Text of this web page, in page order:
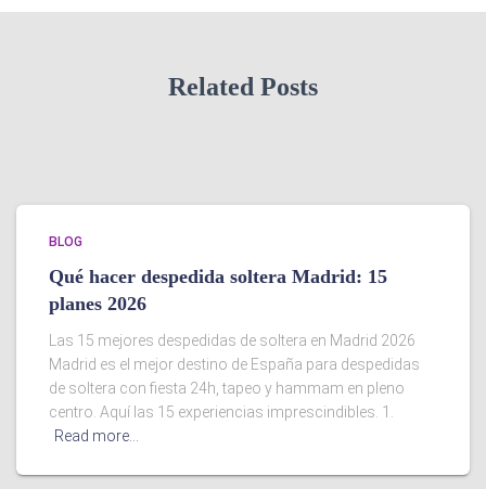
Related Posts
BLOG
Qué hacer despedida soltera Madrid: 15
planes 2026
Las 15 mejores despedidas de soltera en Madrid 2026
Madrid es el mejor destino de España para despedidas
de soltera con fiesta 24h, tapeo y hammam en pleno
centro. Aquí las 15 experiencias imprescindibles. 1.
Read more…